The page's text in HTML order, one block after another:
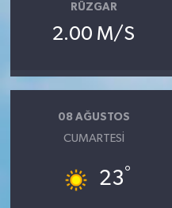
RÜZGAR
2.00 M/S
08 AĞUSTOS
CUMARTESI
23°